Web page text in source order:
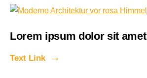
Lorem ipsum dolor sit amet
Text Link